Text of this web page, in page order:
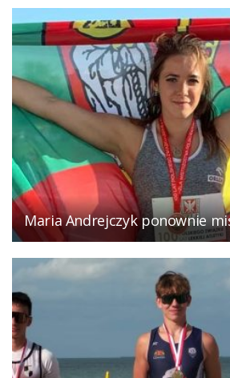
Maria Andrejczyk ponownie